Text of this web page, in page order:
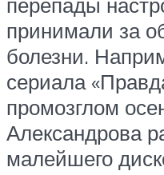
принимали за
болезни.
сериала
промозглом
Александрова
малейшего